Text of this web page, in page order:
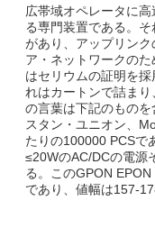
広帯域オペレータに
る専門装置である。
があり、アップリン
ア・ネットワークの
はセリウムの証明を
れはカートンで詰ま
の言葉は下記のもの
スタン・ユニオン、
たりの100000 PCSで
≤20WのAC/DCの電源
る。このGPON
であり、値幅は157-